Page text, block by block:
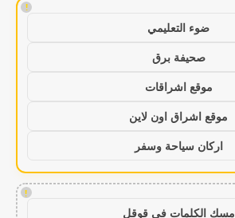
!
ضوء التعليمي
صحيفة برق
موقع اشراقات
موقع اشراق اون لاين
اركان سياحة وسفر
!
مسك الكلمات في قوقل